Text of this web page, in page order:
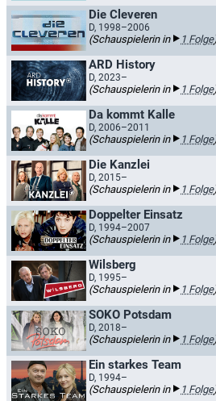
Die Cleveren
D, 1998–2006
(Schauspielerin in 1 Folge
ARD History
D, 2023–
(Schauspielerin in 1 Folge
Da kommt Kalle
D, 2006–2011
(Schauspielerin in 1 Folge
Die Kanzlei
D, 2015–
(Schauspielerin in 1 Folge
Doppelter Einsatz
D, 1994–2007
(Schauspielerin in 1 Folge
Wilsberg
D, 1995–
(Schauspielerin in 1 Folge
SOKO Potsdam
D, 2018–
(Schauspielerin in 1 Folge
Ein starkes Team
D, 1994–
(Schauspielerin in 1 Folge